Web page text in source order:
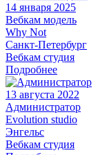
14 января 2025
Вебкам модель
Why Not
Санкт-Петербург
Вебкам студия
Подробнее
13 августа 2022
Администратор
Evolution studio
Энгельс
Вебкам студия